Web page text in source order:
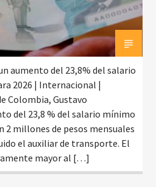
aumento del 23,8% del salario
2026 | Internacional |
Colombia, Gustavo
del 23,8 % del salario mínimo
2 millones de pesos mensuales
el auxiliar de transporte. El
mayor al […]